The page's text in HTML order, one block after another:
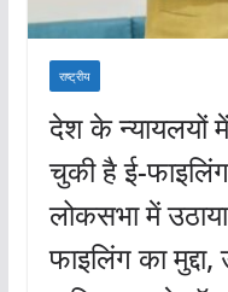
राष्ट्रीय
देश के न्यायलयों
चुकी है ई-
लोकसभा में
फाइलिंग का